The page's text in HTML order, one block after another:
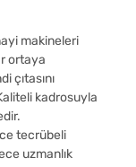
makineleri
ortaya
çıtasını
kadrosuyla
tecrübeli
uzmanlık